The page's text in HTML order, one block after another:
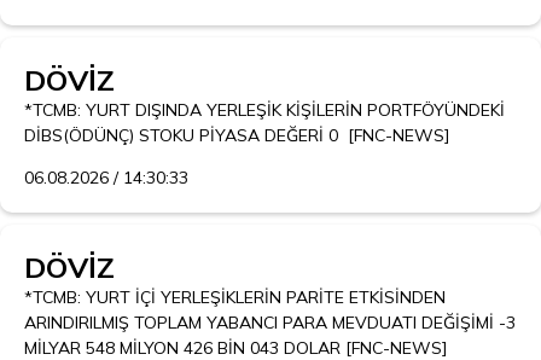
DÖVİZ
*TCMB: YURT DIŞINDA YERLEŞİK KİŞİLERİN PORTFÖYÜNDEKİ
DİBS(ÖDÜNÇ) STOKU PİYASA DEĞERİ 0  [FNC-NEWS]
06.08.2026 / 14:30:33
DÖVİZ
*TCMB: YURT İÇİ YERLEŞİKLERİN PARİTE ETKİSİNDEN
ARINDIRILMIŞ TOPLAM YABANCI PARA MEVDUATI DEĞİŞİMİ -3
MİLYAR 548 MİLYON 426 BİN 043 DOLAR [FNC-NEWS]